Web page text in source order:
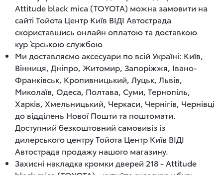
Attitude black mica (TOYOTA) можна замовити на
сайті Тойота Центр Київ ВІДІ Автострада
скориставшись онлайн оплатою та доставкою
кур`єрською службою
Ми доставляємо аксесуари по всій Україні: Київ,
Вінниця, Дніпро, Житомир, Запоріжжя, Івано-
Франківськ, Кропивницький, Луцьк, Львів,
Миколаїв, Одеса, Полтава, Суми, Тернопіль,
Харків, Хмельницький, Черкаси, Чернігів, Чернівці
до відділень Нової Пошти та поштомати.
Доступний безкоштовний самовивіз із
дилерського центру Тойота Центр Київ ВІДІ
Автострада продажу нашого магазину.
Захисні накладка кромки дверей 218 - Attitude